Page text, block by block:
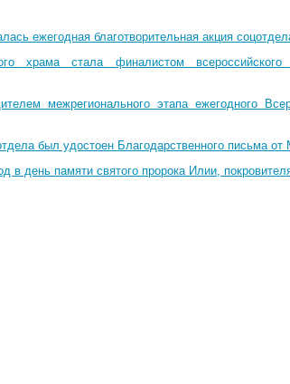
ежегодная благотворительная акция
храма стала финалистом всероссийского
межрегионального этапа ежегодного
был удостоен Благодарственного письма от
в день памяти святого пророка Илии,